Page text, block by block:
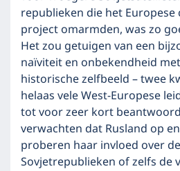
republieken die het
project omarmden, was zo
Het zou getuigen van een
naïviteit en onbekendheid
historische zelfbeeld – twee
helaas vele West-Europese
tot voor zeer kort
verwachten dat Rusland op
proberen haar invloed over
Sovjetrepublieken of zelfs de